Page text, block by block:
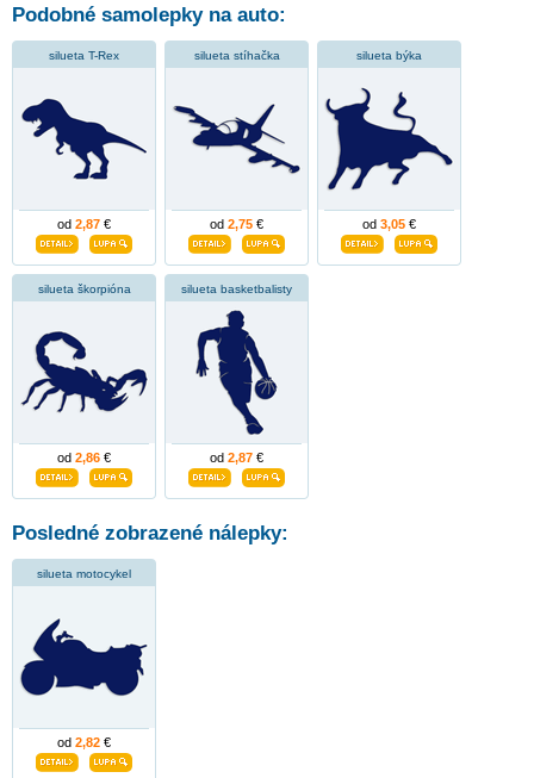
Podobné samolepky na auto:
silueta T-Rex
od 2,87 €
silueta stíhačka
od 2,75 €
silueta býka
od 3,05 €
silueta škorpióna
od 2,86 €
silueta basketbalisty
od 2,87 €
Posledné zobrazené nálepky:
silueta motocykel
od 2,82 €